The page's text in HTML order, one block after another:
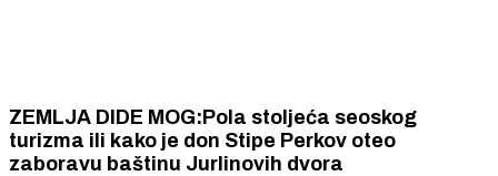
ZEMLJA DIDE MOG:Pola stoljeća seoskog
turizma ili kako je don Stipe Perkov oteo
zaboravu baštinu Jurlinovih dvora